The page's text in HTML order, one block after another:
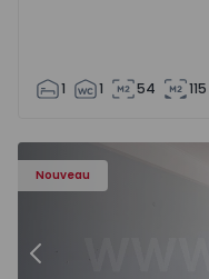
1 1 54 115
Nouveau
Appartement T5
Précédent